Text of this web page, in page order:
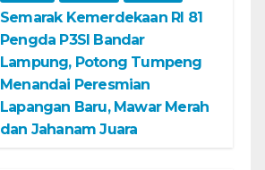
Semarak Kemerdekaan RI 81
Pengda P3SI Bandar
Lampung, Potong Tumpeng
Menandai Peresmian
Lapangan Baru, Mawar Merah
dan Jahanam Juara